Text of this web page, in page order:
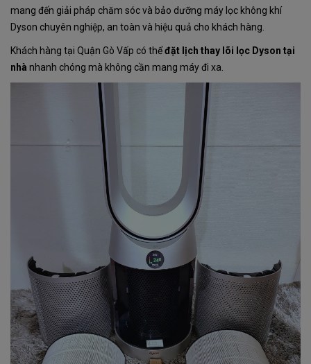
mang đến giải pháp chăm sóc và bảo dưỡng máy lọc không khí
Dyson chuyên nghiệp, an toàn và hiệu quả cho khách hàng.
Khách hàng tại Quận Gò Vấp có thểđặt lịch thay lõi lọc Dyson tại
nhà nhanh chóng mà không cần mang máy đi xa.